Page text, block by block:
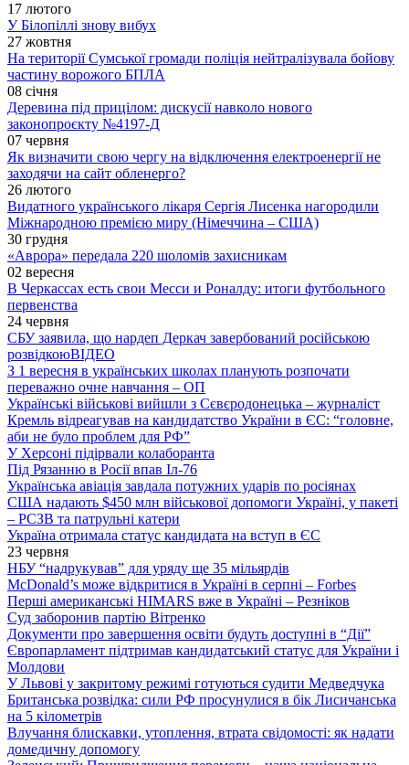
17 лютого
У Білопіллі знову вибух
27 жовтня
На території Сумської громади поліція нейтралізувала бойову
частину ворожого БПЛА
08 січня
Деревина під прицілом: дискусії навколо нового
законопроєкту №4197-Д
07 червня
Як визначити свою чергу на відключення електроенергії не
заходячи на сайт обленерго?
26 лютого
Видатного українського лікаря Сергія Лисенка нагородили
Міжнародною премією миру (Німеччина – США)
30 грудня
«Аврора» передала 220 шоломів захисникам
02 вересня
В Черкассах есть свои Месси и Роналду: итоги футбольного
первенства
24 червня
СБУ заявила, що нардеп Деркач завербований російською
розвідкоюВІДЕО
З 1 вересня в українських школах планують розпочати
переважно очне навчання – ОП
Українські військові вийшли з Сєвєродонецька – журналіст
Кремль відреагував на кандидатство України в ЄС: “головне,
аби не було проблем для РФ”
У Херсоні підірвали колаборанта
Під Рязанню в Росії впав Іл-76
Українська авіація завдала потужних ударів по росіянах
США надають $450 млн військової допомоги Україні, у пакеті
– РСЗВ та патрульні катери
Україна отримала статус кандидата на вступ в ЄС
23 червня
НБУ “надрукував” для уряду ще 35 мільярдів
McDonald’s може відкритися в Україні в серпні – Forbes
Перші американські HIMARS вже в Україні – Резніков
Суд заборонив партію Вітренко
Документи про завершення освіти будуть доступні в “Дії”
Європарламент підтримав кандидатський статус для України і
Молдови
У Львові у закритому режимі готуються судити Медведчука
Британська розвідка: сили РФ просунулися в бік Лисичанська
на 5 кілометрів
Влучання блискавки, утоплення, втрата свідомості: як надати
домедичну допомогу